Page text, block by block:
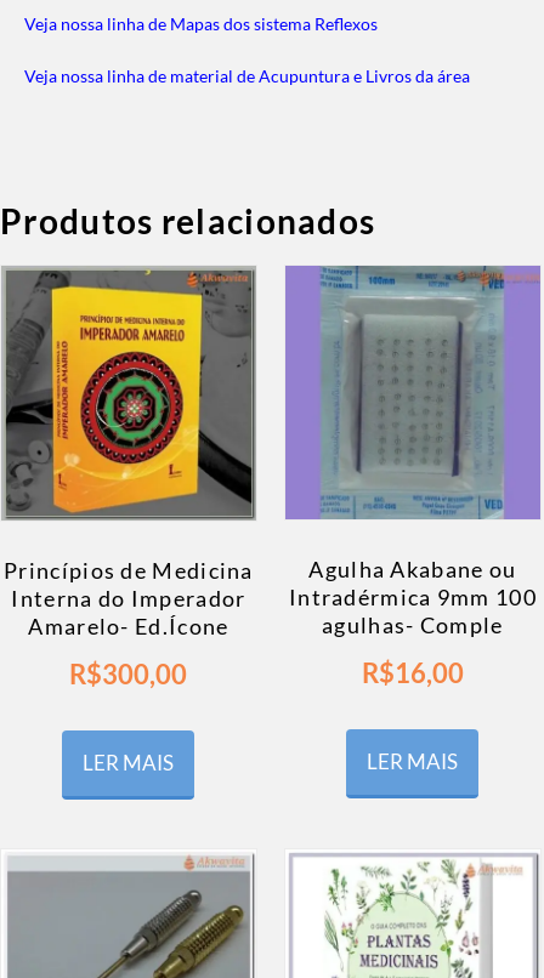
Veja nossa linha de Mapas dos sistema Reflexos
Veja nossa linha de material de Acupuntura e Livros da área
Produtos relacionados
Princípios de Medicina
Interna do Imperador
Amarelo- Ed.Ícone
R$300,00
LER MAIS
Agulha Akabane ou
Intradérmica 9mm 100
agulhas- Comple
R$16,00
LER MAIS